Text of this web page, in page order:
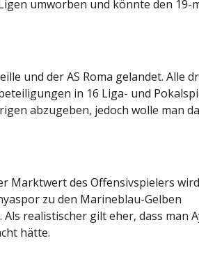
umworben und könnte den 19-
und der AS Roma gelandet. Alle
in 16 Liga- und
abzugeben, jedoch wolle man
Marktwert des Offensivspielers wird
zu den Marineblau-Gelben
realistischer gilt eher, dass man
hätte.